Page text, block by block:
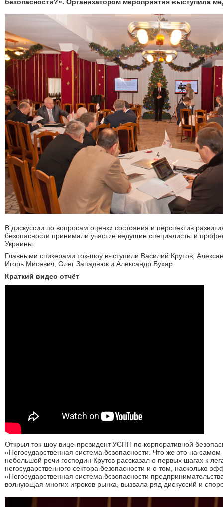
безопасности?». Организатором мероприятия выступила
В дискуссии по вопросам оценки состояния и перспектив
безопасности принимали участие ведущие специалисты и
Украины.
Главными спикерами ток-шоу выступили Василий Крутов,
Игорь Мисевич, Олег Западнюк и Александр Бухар.
Краткий видео отчёт
Открыл ток-шоу вице-президент УСПП по корпоративной
«Негосударственная система безопасности. Что же это на
небольшой речи господин Крутов рассказал о первых шагах к
негосударственного сектора безопасности и о том, насколько
«Негосударственная система безопасности
волнующая многих игроков рынка, вызвала ряд дискуссий и